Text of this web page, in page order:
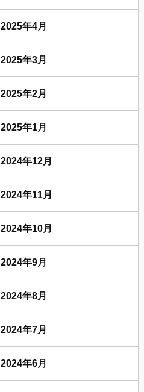
2025年4月
2025年3月
2025年2月
2025年1月
2024年12月
2024年11月
2024年10月
2024年9月
2024年8月
2024年7月
2024年6月